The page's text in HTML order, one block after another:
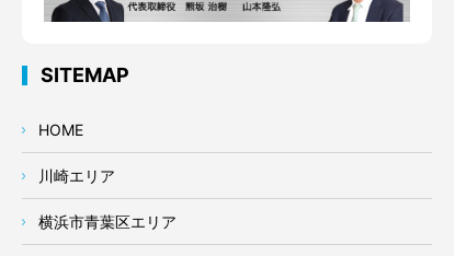
SITEMAP
HOME
川崎エリア
横浜市青葉区エリア